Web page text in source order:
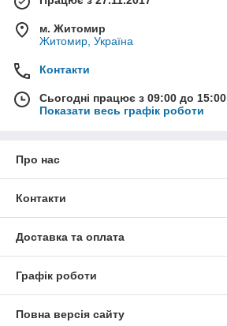
м. Житомир
Житомир, Україна
Контакти
Сьогодні працює з 09:00 до 15:00
Показати весь графік роботи
Про нас
Контакти
Доставка та оплата
Графік роботи
Повна версія сайту